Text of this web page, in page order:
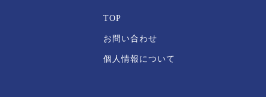
TOP
お問い合わせ
個人情報について